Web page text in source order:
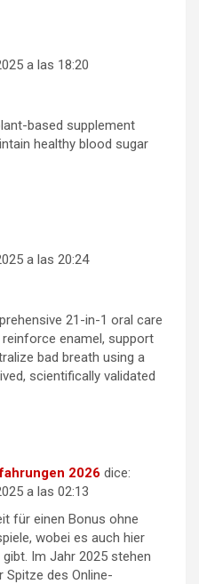
a las 18:20
based supplement
healthy blood sugar
a las 20:24
21-in-1 oral care
enamel, support
bad breath using a
scientifically validated
2026 dice:
a las 02:13
für einen Bonus ohne
wobei es auch hier
Im Jahr 2025 stehen
Spitze des Online-